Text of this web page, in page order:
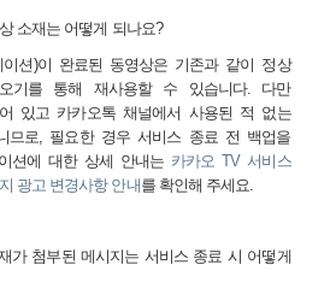
소재는 어떻게 되나요?
션)이 완료된 동영상은 기존과 같이 정상
오기를 통해 재사용할 수 있습니다. 다만
있고 카카오톡 채널에서 사용된 적 없는
므로, 필요한 경우 서비스 종료 전 백업을
션에 대한 상세 안내는 카카오 TV서비스
광고 변경사항 안내를 확인해 주세요.
가 첨부된 메시지는 서비스 종료 시 어떻게